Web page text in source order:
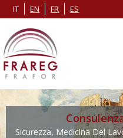
IT EN FR ES
Sicurezza, Medicina Del